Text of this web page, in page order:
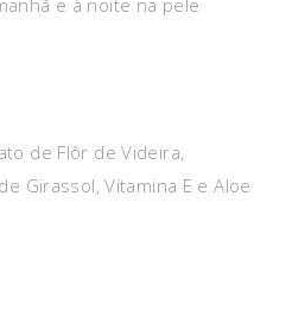
e à noite na pele
de Flôr de Videira,
Girassol, Vitamina E e Aloe